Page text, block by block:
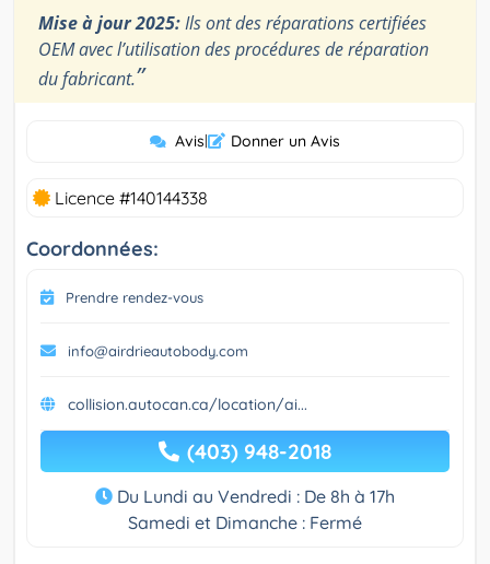
Mise à jour 2025:Ils ont des réparations certifiées
OEM avec l’utilisation des procédures de réparation
du fabricant.”
Avis| Donner un Avis
Licence #140144338
Coordonnées:
Prendre rendez-vous
info@airdrieautobody.com
collision.autocan.ca/location/ai...
(403) 948-2018
Du Lundi au Vendredi : De 8h à 17h
Samedi et Dimanche : Fermé